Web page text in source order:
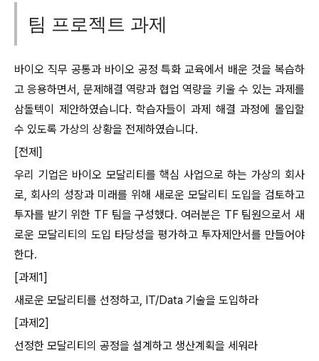
팀 프로젝트 과제
바이오 직무 공통과 바이오 공정 특화 교육에서 배운 것을 복습하
고 응용하면서, 문제해결 역량과 협업 역량을 키울 수 있는 과제를
삼돌텍이 제안하였습니다. 학습자들이 과제 해결 과정에 몰입할
수 있도록 가상의 상황을 전제하였습니다.
[전제]
우리 기업은 바이오 모달리티를 핵심 사업으로 하는 가상의 회사
로, 회사의 성장과 미래를 위해 새로운 모달리티 도입을 검토하고
투자를 받기 위한 TF 팀을 구성했다. 여러분은 TF 팀원으로서 새
로운 모달리티의 도입 타당성을 평가하고 투자제안서를 만들어야
한다.
[과제1]
새로운 모달리티를 선정하고, IT/Data 기술을 도입하라
[과제2]
선정한 모달리티의 공정을 설계하고 생산계획을 세워라